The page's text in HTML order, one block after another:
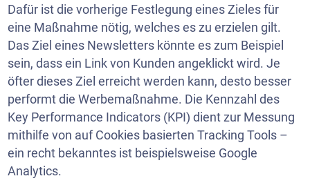
Dafür ist die vorherige Festlegung eines Zieles für
eine Maßnahme nötig, welches es zu erzielen gilt.
Das Ziel eines Newsletters könnte es zum Beispiel
sein, dass ein Link von Kunden angeklickt wird. Je
öfter dieses Ziel erreicht werden kann, desto besser
performt die Werbemaßnahme. Die Kennzahl des
Key Performance Indicators (KPI) dient zur Messung
mithilfe von auf Cookies basierten Tracking Tools –
ein recht bekanntes ist beispielsweise Google
Analytics.